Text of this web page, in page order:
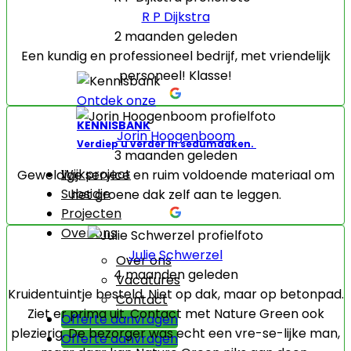
Ontdek onze
KENNISBANK
Verdiep u verder in sedumdaken.
Wijkproject
Subsidie
Projecten
Over ons
Over ons
Vacatures
Contact
Offerte aanvragen
Offerte aanvragen
R P Dijkstra
2 maanden geleden
Een kundig en professioneel bedrijf, met vriendelijk
personeel! Klasse!
Jorin Hoogenboom
3 maanden geleden
Geweldige service en ruim voldoende materiaal om
het groene dak zelf aan te leggen.
Julie Schwerzel
4 maanden geleden
Kruidentuintje besteld. Niet op dak, maar op betonpad.
Ziet er prima uit. Contact met Nature Green ook
plezierig. De bezorger was echt een vre-se-lijke man,